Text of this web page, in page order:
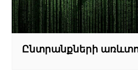
Ընտրանքների